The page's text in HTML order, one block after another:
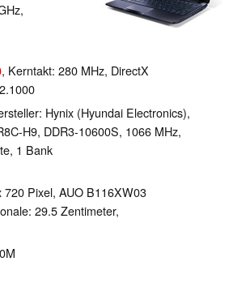
, Kerntakt: 280 MHz, DirectX
Hynix (Hyundai Electronics),
H9, DDR3-10600S, 1066 MHz,
1 Bank
Pixel, AUO B116XW03
29.5 Zentimeter,